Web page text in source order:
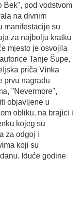
Bek", pod vodstvom
na divnim
manifestacije su
za najbolju kratku
mjesto je osvojila
Tanje Šupe,
priča Vinka
prvu nagradu
"Nevermore",
objavljene u
obliku, na brajici i
kojeg su
za odgoj i
koji su
Iduće godine